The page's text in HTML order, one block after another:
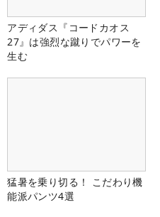
アディダス『コードカオス
27』は強烈な蹴りでパワーを
生む
猛暑を乗り切る！ こだわり機
能派パンツ4選